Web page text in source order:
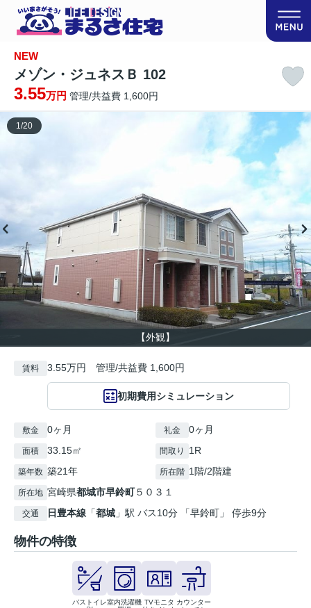
NEW
メゾン・ジュネスＢ 102
3.55万円 管理/共益費 1,600円
【外観】
1/20
賃料 3.55万円 管理/共益費 1,600円
初期費用シミュレーション
敷金 0ヶ月 礼金 0ヶ月
面積 33.15㎡ 間取り 1R
築年数 築21年 所在階 1階/2階建
所在地 宮崎県都城市早鈴町５０３１
交通 日豊本線 「都城 」駅 バス10分 「早鈴町」 停歩9分
物件の特徴
バストイレ室内洗濯機 TVモニタ カウンター